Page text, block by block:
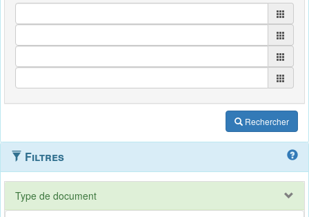
Rechercher
Filtres
Type de document